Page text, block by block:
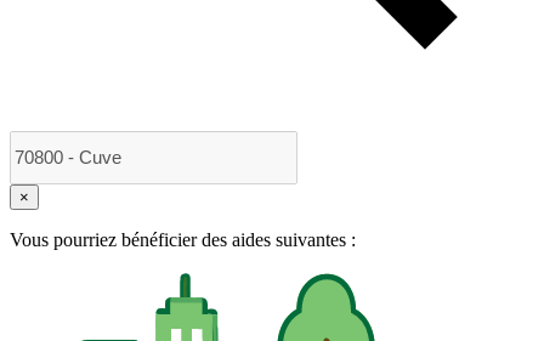
×
Vous pourriez bénéficier des aides suivantes :